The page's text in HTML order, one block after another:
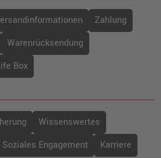
Zahlung
Warenrücksendung
Box
Wissenswertes
Soziales Engagement
Karriere